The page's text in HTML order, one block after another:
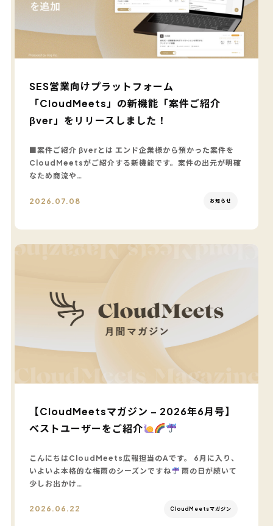
SES営業向けプラットフォーム
「CloudMeets」の新機能「案件ご紹介
βver」をリリースしました！
■案件ご紹介 βverとは エンド企業様から預かった案件を
CloudMeetsがご紹介する新機能です。案件の出元が明確
なため商流や…
2026.07.08 お知らせ
【CloudMeetsマガジン – 2026年6月号】
ベストユーザーをご紹介
こんにちはCloudMeets広報担当のAです。 6月に入り、
いよいよ本格的な梅雨のシーズンですね
雨の日が続いて
少しお出かけ…
2026.06.22 CloudMeetsマガジン